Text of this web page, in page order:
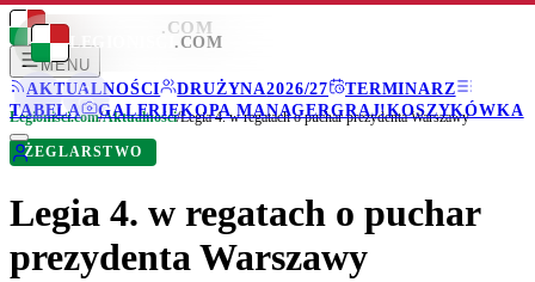
LEGIONISCI .COM
MENU
AKTUALNOŚCI
DRUŻYNA2026/27
TERMINARZ
TABELA
GALERIEKOPA MANAGERGRAJ!KOSZYKÓWKA
LEGIONISCI .COM
Legionisci.com/Aktualności/Legia 4. w regatach o puchar prezydenta Warszawy
ŻEGLARSTWO
Legia 4. w regatach o puchar
prezydenta Warszawy